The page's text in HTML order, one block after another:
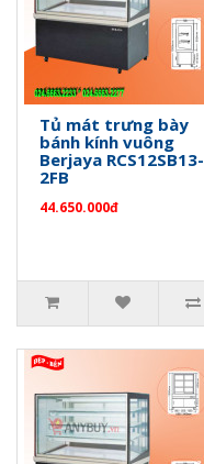
Tủ mát trưng bày
bánh kính vuông
Berjaya RCS12SB13-
2FB
44.650.000đ